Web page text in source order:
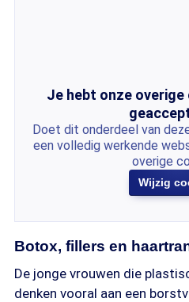
Je hebt onze
Doet dit onderdeel van
een volledig werkende
overige
Wijzig
Botox, fillers en
De jonge vrouwen die
denken vooral aan een